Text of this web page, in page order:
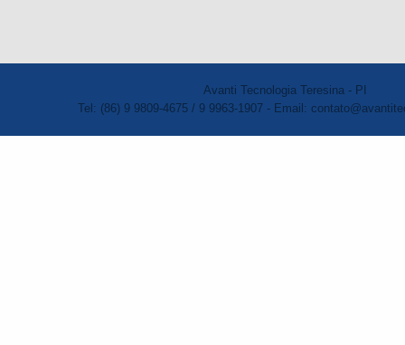
Avanti Tecnologia Teresina - PI
Tel: (86) 9 9809-4675 / 9 9963-1907 - Email: